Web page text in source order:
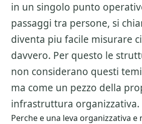
in un singolo punto
passaggi tra persone, si
diventa piu facile misurare
davvero. Per questo le
non considerano questi
ma come un pezzo della
infrastruttura organizzativa.
Perche e una leva organizzativa e